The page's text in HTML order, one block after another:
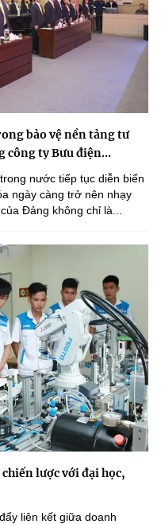
bảo vệ nền tảng tư
công ty Bưu điện...
nước tiếp tục diễn biến
ngày càng trở nên nhạy
Đảng không chỉ là...
lược với đại học,
liên kết giữa doanh